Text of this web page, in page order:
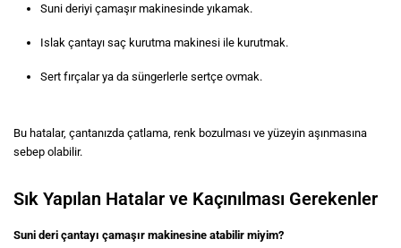
Suni deriyi çamaşır makinesinde yıkamak.
Islak çantayı saç kurutma makinesi ile kurutmak.
Sert fırçalar ya da süngerlerle sertçe ovmak.
Bu hatalar, çantanızda çatlama, renk bozulması ve yüzeyin aşınmasına
sebep olabilir.
Sık Yapılan Hatalar ve Kaçınılması Gerekenler
Suni deri çantayı çamaşır makinesine atabilir miyim?